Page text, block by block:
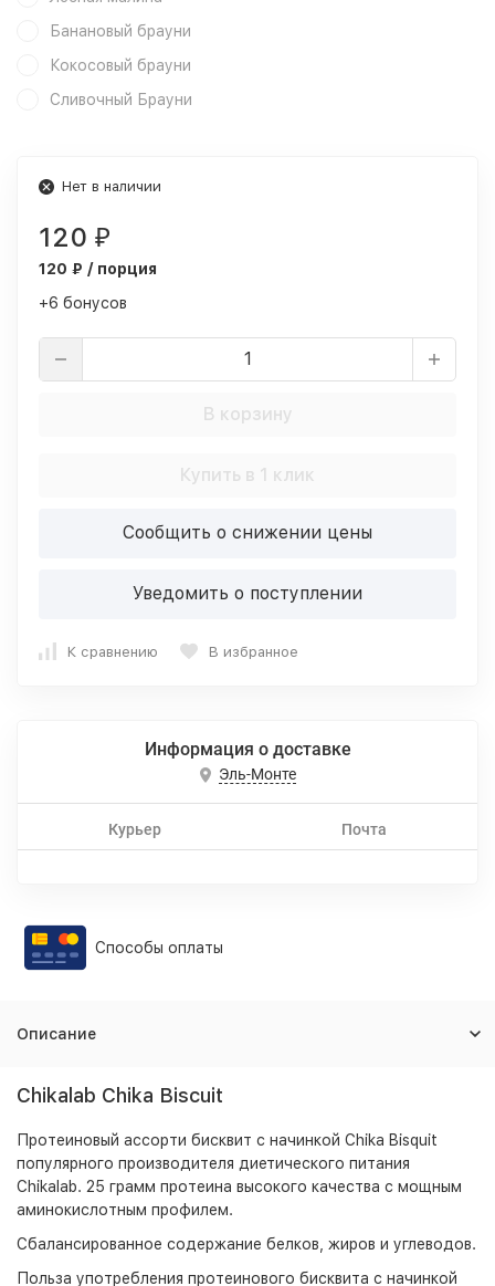
Банановый брауни
Кокосовый брауни
Сливочный Брауни
Нет в наличии
120 ₽
120 ₽ / порция
+6 бонусов
В корзину
Купить в 1 клик
Сообщить о снижении цены
Уведомить о поступлении
К сравнению В избранное
Информация о доставке
Эль-Монте
Курьер Почта
Способы оплаты
Описание
Chikalab Chika Biscuit
Протеиновый ассорти бисквит с начинкой Chika Bisquit
популярного производителя диетического питания
Chikalab. 25 грамм протеина высокого качества с мощным
аминокислотным профилем.
Сбалансированное содержание белков, жиров и углеводов.
Польза употребления протеинового бисквита с начинкой